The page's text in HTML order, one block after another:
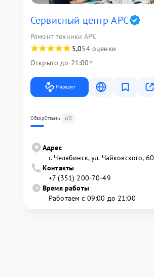
Сервисный центр APC
Ремонт техники APC
5,054 оценки
Открыто до 21:00
Маршрут
ОбзорОтзывы 60
Адрес
г. Челябинск, ул. Чайковского, 60
Контакты
+7 (351) 200-70-49
Время работы
Работаем с 09:00 до 21:00